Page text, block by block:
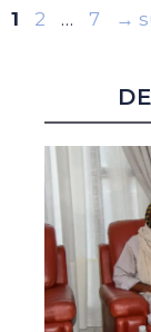
Page
1 Page
2 … Page
7 →